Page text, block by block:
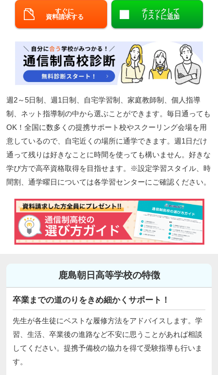
閉じる
すぐに
資料請求する
チェックして
リストに追加
週2～5日制、週1日制、自宅学習制、家庭教師制、個人指導
制、ネット指導制の中から選ぶことができます。毎日通っても
OK！全国に数多くの提携サポート校やスクーリング会場を用
意しているので、自宅近くの場所に通学できます。週1日だけ
通って残りは好きなことに時間を使っても構いません。好きな
学び方で高卒資格取得を目指せます。※設定学習スタイル、時
間割、通学曜日については各学習センターにご確認ください。
鹿島朝日高等学校の特徴
卒業までの道のりをきめ細かくサポート！
先生が各生徒にベストな履修方法をアドバイスします。学
習、生活、卒業後の進路など不安に思うことがあれば相談
してください。提携予備校の協力を得て受験指導も行いま
す。